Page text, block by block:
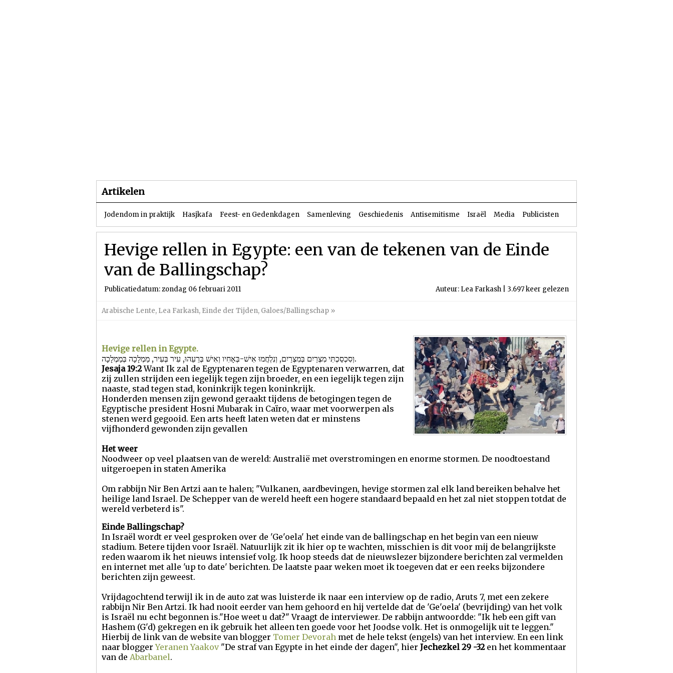
Artikelen
Jodendom in praktijk Hasjkafa Feest- en Gedenkdagen Samenleving Geschiedenis Antisemitisme Israël Media Publicisten
Hevige rellen in Egypte: een van de tekenen van de Einde
van de Ballingschap?
Publicatiedatum: zondag 06 februari 2011 Auteur: Lea Farkash | 3.697 keer gelezen
Arabische Lente, Lea Farkash, Einde der Tijden, Galoes/Ballingschap »
Hevige rellen in Egypte.
וְסִכְסַכְתִּי מִצְרַיִם בְּמִצְרַיִם, וְנִלְחֲמוּ אִישׁ-בְּאָחִיו וְאִישׁ בְּרֵעֵהוּ, עִיר בְּעִיר, מַמְלָכָה בְּמַמְלָכָה.
Jesaja 19:2Want Ik zal de Egyptenaren tegen de Egyptenaren verwarren, dat
zij zullen strijden een iegelijk tegen zijn broeder, en een iegelijk tegen zijn
naaste, stad tegen stad, koninkrijk tegen koninkrijk.
Honderden mensen zijn gewond geraakt tijdens de betogingen tegen de
Egyptische president Hosni Mubarak in Caïro, waar met voorwerpen als
stenen werd gegooid. Een arts heeft laten weten dat er minstens
vijfhonderd gewonden zijn gevallen
Het weer
Noodweer op veel plaatsen van de wereld: Australië met overstromingen en enorme stormen. De noodtoestand
uitgeroepen in staten Amerika
Om rabbijn Nir Ben Artzi aan te halen; "Vulkanen, aardbevingen, hevige stormen zal elk land bereiken behalve het
heilige land Israel. De Schepper van de wereld heeft een hogere standaard bepaald en het zal niet stoppen totdat de
wereld verbeterd is".
Einde Ballingschap?
In Israël wordt er veel gesproken over de 'Ge'oela' het einde van de ballingschap en het begin van een nieuw
stadium. Betere tijden voor Israël. Natuurlijk zit ik hier op te wachten, misschien is dit voor mij de belangrijkste
reden waarom ik het nieuws intensief volg. Ik hoop steeds dat de nieuwslezer bijzondere berichten zal vermelden
en internet met alle 'up to date' berichten. De laatste paar weken moet ik toegeven dat er een reeks bijzondere
berichten zijn geweest.
Vrijdagochtend terwijl ik in de auto zat was luisterde ik naar een interview op de radio, Aruts 7, met een zekere
rabbijn Nir Ben Artzi. Ik had nooit eerder van hem gehoord en hij vertelde dat de 'Ge'oela' (bevrijding) van het volk
is Israël nu echt begonnen is."Hoe weet u dat?" Vraagt de interviewer. De rabbijn antwoordde: "Ik heb een gift van
Hashem (G'd) gekregen en ik gebruik het alleen ten goede voor het Joodse volk. Het is onmogelijk uit te leggen."
Hierbij de link van de website van blogger Tomer Devorah met de hele tekst (engels) van het interview. En een link
naar bloggerYeranen Yaakov "De straf van Egypte in het einde der dagen", hier Jechezkel 29 -32 en het kommentaar
van de Abarbanel.